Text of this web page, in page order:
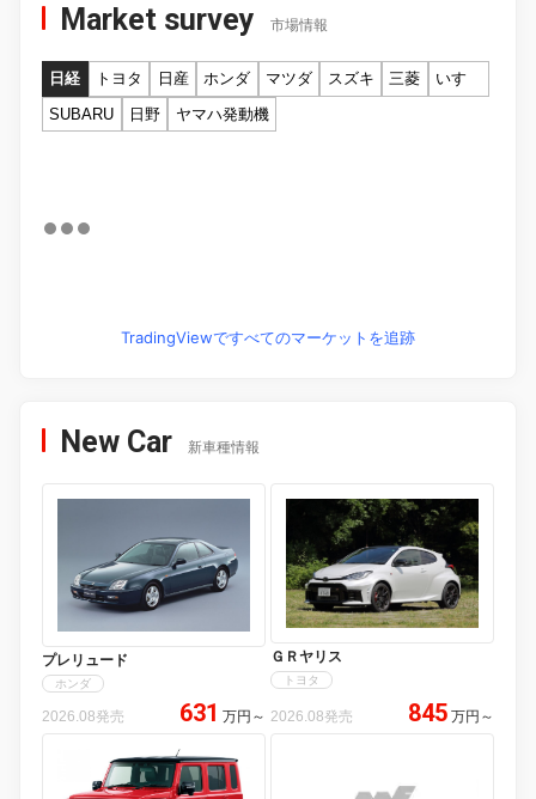
Market survey 市場情報
日経 トヨタ 日産 ホンダ マツダ スズキ 三菱
いすゞ
SUBARU
日野 ヤマハ発動機
TradingViewですべてのマーケットを追跡
New Car 新車種情報
プレリュード
ホンダ
2026.08発売 631 万円 ～
ＧＲヤリス
トヨタ
2026.08発売 845 万円 ～